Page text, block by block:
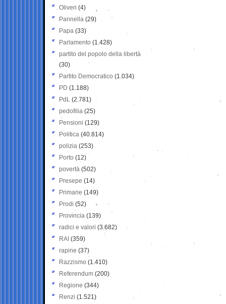
Oliveri (4)
Pannella (29)
Papa (33)
Parlamento (1.428)
partito del popolo della libertà
(30)
Partito Democratico (1.034)
PD (1.188)
PdL (2.781)
pedofilia (25)
Pensioni (129)
Politica (40.814)
polizia (253)
Porto (12)
povertà (502)
Presepe (14)
Primarie (149)
Prodi (52)
Provincia (139)
radici e valori (3.682)
RAI (359)
rapine (37)
Razzismo (1.410)
Referendum (200)
Regione (344)
Renzi (1.521)